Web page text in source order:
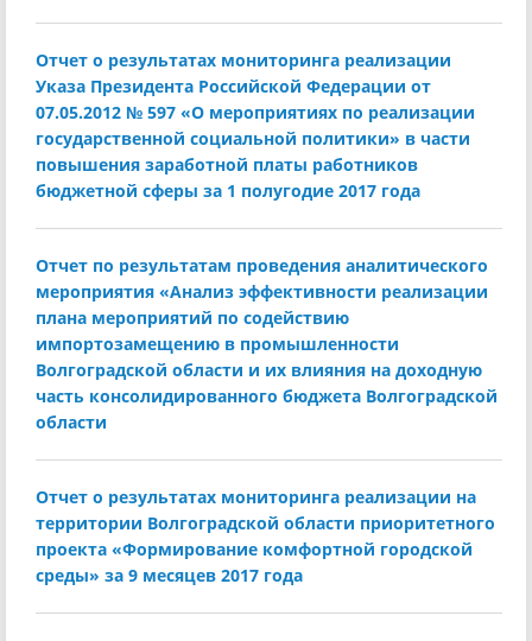
Отчет о результатах мониторинга реализации
Указа Президента Российской Федерации от
07.05.2012 № 597 «О мероприятиях по реализации
государственной социальной политики» в части
повышения заработной платы работников
бюджетной сферы за 1 полугодие 2017 года
Отчет по результатам проведения аналитического
мероприятия «Анализ эффективности реализации
плана мероприятий по содействию
импортозамещению в промышленности
Волгоградской области и их влияния на доходную
часть консолидированного бюджета Волгоградской
области
Отчет о результатах мониторинга реализации на
территории Волгоградской области приоритетного
проекта «Формирование комфортной городской
среды» за 9 месяцев 2017 года